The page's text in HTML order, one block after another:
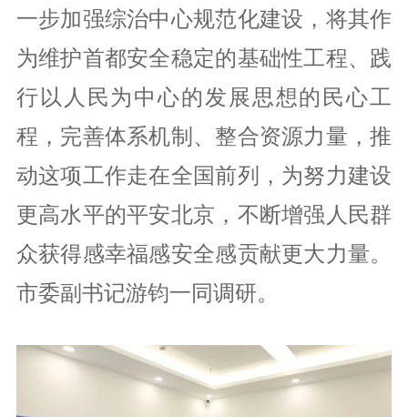
党建研究
一步加强综治中心规范化建设，将其作
为维护首都安全稳定的基础性工程、践
行以人民为中心的发展思想的民心工
程，完善体系机制、整合资源力量，推
动这项工作走在全国前列，为努力建设
更高水平的平安北京，不断增强人民群
众获得感幸福感安全感贡献更大力量。
市委副书记游钧一同调研。